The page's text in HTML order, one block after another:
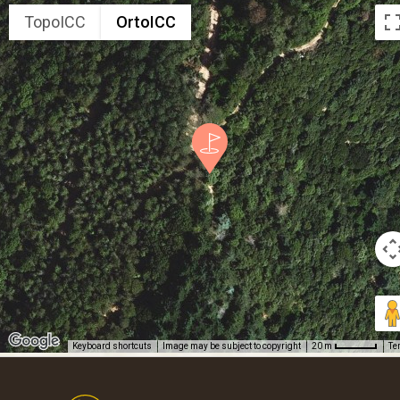
TopoICC OrtoICC
Keyboard shortcuts Image may be subject to copyright 20 m